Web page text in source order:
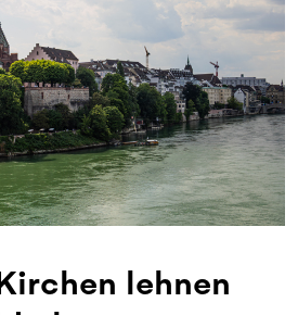
lehnen